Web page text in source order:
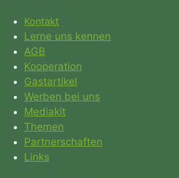
Kontakt
Lerne uns kennen
AGB
Kooperation
Gastartikel
Werben bei uns
Mediakit
Themen
Partnerschaften
Links